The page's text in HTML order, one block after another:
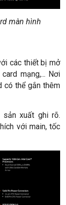
màn hình
các thiết bị mở
mạng,... Nơi
có thể gắn thêm
xuất ghi rõ.
với main, tốc